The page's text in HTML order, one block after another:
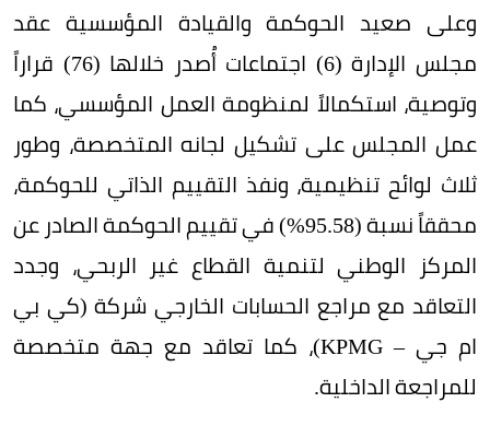
وعلى صعيد الحوكمة والقيادة المؤسسية عقد
مجلس الإدارة (6) اجتماعات أُصدر خلالها (76) قراراً
وتوصية، استكمالاً لمنظومة العمل المؤسسي، كما
عمل المجلس على تشكيل لجانه المتخصصة، وطور
ثلاث لوائح تنظيمية، ونفذ التقييم الذاتي للحوكمة،
محققاً نسبة (95.58%) في تقييم الحوكمة الصادر عن
المركز الوطني لتنمية القطاع غير الربحي، وجدد
التعاقد مع مراجع الحسابات الخارجي شركة (كي بي
ام جي – KPMG)، كما تعاقد مع جهة متخصصة
للمراجعة الداخلية.